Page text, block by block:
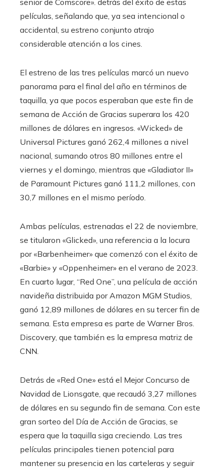
senior de Comscore». detrás del éxito de estas
películas, señalando que, ya sea intencional o
accidental, su estreno conjunto atrajo
considerable atención a los cines.
El estreno de las tres películas marcó un nuevo
panorama para el final del año en términos de
taquilla, ya que pocos esperaban que este fin de
semana de Acción de Gracias superara los 420
millones de dólares en ingresos. «Wicked» de
Universal Pictures ganó 262,4 millones a nivel
nacional, sumando otros 80 millones entre el
viernes y el domingo, mientras que «Gladiator II»
de Paramount Pictures ganó 111,2 millones, con
30,7 millones en el mismo período.
Ambas películas, estrenadas el 22 de noviembre,
se titularon «Glicked», una referencia a la locura
por «Barbenheimer» que comenzó con el éxito de
«Barbie» y «Oppenheimer» en el verano de 2023.
En cuarto lugar, “Red One”, una película de acción
navideña distribuida por Amazon MGM Studios,
ganó 12,89 millones de dólares en su tercer fin de
semana. Esta empresa es parte de Warner Bros.
Discovery, que también es la empresa matriz de
CNN.
Detrás de «Red One» está el Mejor Concurso de
Navidad de Lionsgate, que recaudó 3,27 millones
de dólares en su segundo fin de semana. Con este
gran sorteo del Día de Acción de Gracias, se
espera que la taquilla siga creciendo. Las tres
películas principales tienen potencial para
mantener su presencia en las carteleras y seguir